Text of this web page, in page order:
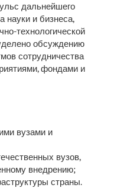
дальнейшего
науки и бизнеса,
технологической
обсуждению
сотрудничества
фондами и
вузами и
вузов,
внедрению;
страны.